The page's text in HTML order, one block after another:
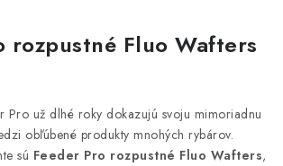
rozpustné Fluo Wafters
Pro už dlhé roky dokazujú svoju mimoriadnu
obľúbené produkty mnohých rybárov.
sú Feeder Pro rozpustné Fluo Wafters,